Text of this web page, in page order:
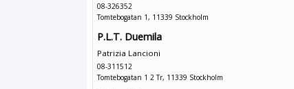
08-326352
Tomtebogatan 1, 11339 Stockholm
P.L.T. Duemila
Patrizia Lancioni
08-311512
Tomtebogatan 1 2 Tr, 11339 Stockholm